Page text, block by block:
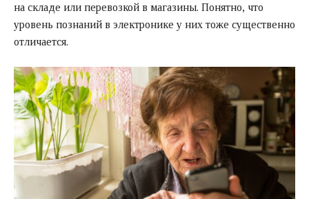
на складе или перевозкой в магазины. Понятно, что
уровень познаний в электронике у них тоже существенно
отличается.